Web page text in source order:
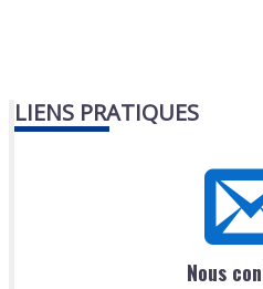
LIENS PRATIQUES
Nous